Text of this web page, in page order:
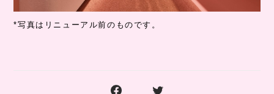
*写真はリニューアル前のものです。